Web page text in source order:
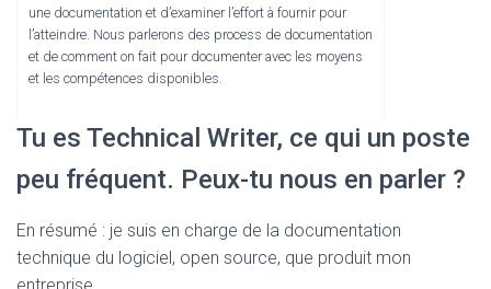
une documentation et d’examiner l’effort à fournir pour
l’atteindre. Nous parlerons des process de documentation
et de comment on fait pour documenter avec les moyens
et les compétences disponibles.
Tu es ‎Technical Writer, ce qui un poste
peu fréquent. Peux-tu nous en parler ?
En résumé : je suis en charge de la documentation
technique du logiciel, open source, que produit mon